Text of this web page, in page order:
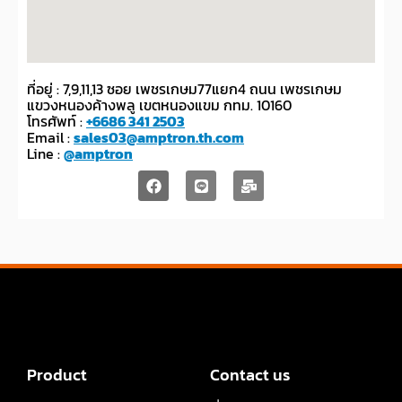
ที่อยู่ : 7,9,11,13 ซอย เพชรเกษม77แยก4 ถนน เพชรเกษม
แขวงหนองค้างพลู เขตหนองแขม กทม. 10160
โทรศัพท์ :+6686 341 2503
Email :sales03@amptron.th.com
Line :@amptron
Product
Contact us